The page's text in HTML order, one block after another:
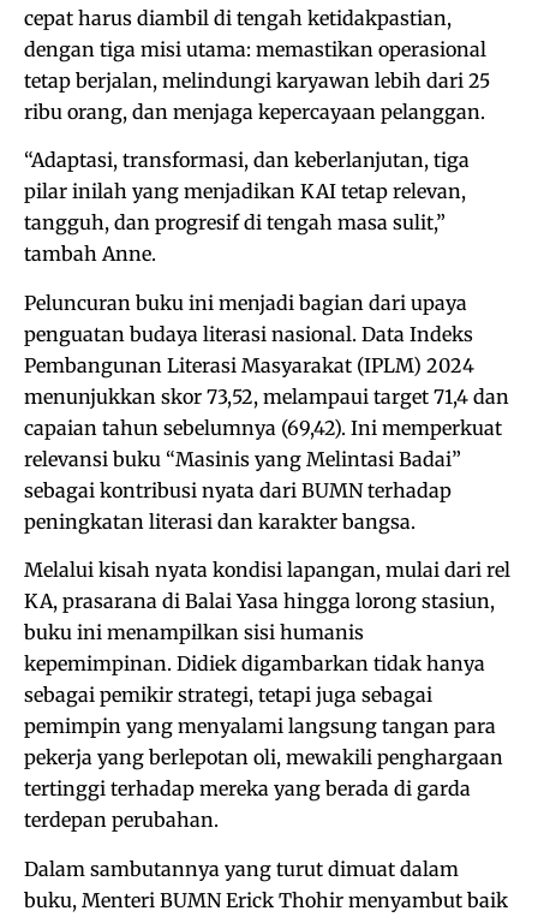
cepat harus diambil di tengah ketidakpastian,
dengan tiga misi utama: memastikan operasional
tetap berjalan, melindungi karyawan lebih dari 25
ribu orang, dan menjaga kepercayaan pelanggan.
“Adaptasi, transformasi, dan keberlanjutan, tiga
pilar inilah yang menjadikan KAI tetap relevan,
tangguh, dan progresif di tengah masa sulit,”
tambah Anne.
Peluncuran buku ini menjadi bagian dari upaya
penguatan budaya literasi nasional. Data Indeks
Pembangunan Literasi Masyarakat (IPLM) 2024
menunjukkan skor 73,52, melampaui target 71,4 dan
capaian tahun sebelumnya (69,42). Ini memperkuat
relevansi buku “Masinis yang Melintasi Badai”
sebagai kontribusi nyata dari BUMN terhadap
peningkatan literasi dan karakter bangsa.
Melalui kisah nyata kondisi lapangan, mulai dari rel
KA, prasarana di Balai Yasa hingga lorong stasiun,
buku ini menampilkan sisi humanis
kepemimpinan. Didiek digambarkan tidak hanya
sebagai pemikir strategi, tetapi juga sebagai
pemimpin yang menyalami langsung tangan para
pekerja yang berlepotan oli, mewakili penghargaan
tertinggi terhadap mereka yang berada di garda
terdepan perubahan.
Dalam sambutannya yang turut dimuat dalam
buku, Menteri BUMN Erick Thohir menyambut baik